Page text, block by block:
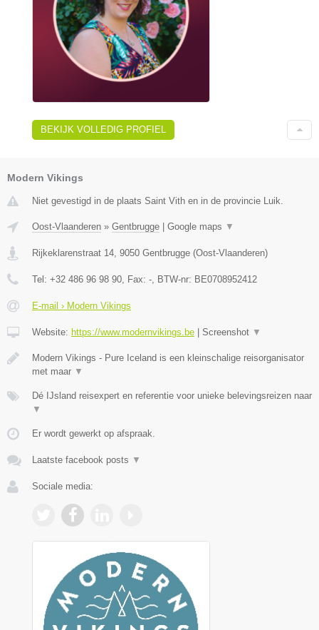
BEKIJK VOLLEDIG PROFIEL
Modern Vikings
Niet gevestigd in de plaats Saint Vith en in de provincie Luik.
Oost-Vlaanderen » Gentbrugge Google maps ▼
Rijkeklarenstraat 14, 9050 Gentbrugge (Oost-Vlaanderen)
Tel: +32 486 96 98 90, Fax: -, BTW-nr: BE0708952412
E-mail › Modern Vikings
Website: https://www.modernvikings.be Screenshot ▼
Modern Vikings - Pure Iceland is een kleinschalige reisorganisator
met maar ▼
Dé IJsland reisexpert en referentie voor unieke belevingsreizen naar
▼
Er wordt gewerkt op afspraak.
Laatste facebook posts ▼
Sociale media: